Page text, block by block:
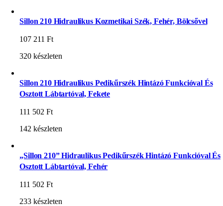
Sillon 210 Hidraulikus Kozmetikai Szék, Fehér, Bölcsővel
107 211Ft
320 készleten
Sillon 210 Hidraulikus Pedikűrszék Hintázó Funkcióval És
Osztott Lábtartóval, Fekete
111 502Ft
142 készleten
„Sillon 210” Hidraulikus Pedikűrszék Hintázó Funkcióval És
Osztott Lábtartóval, Fehér
111 502Ft
233 készleten